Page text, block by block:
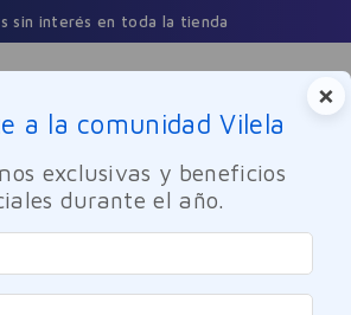
sin interés en toda la tienda
Suplementos Dietarios
×
a la comunidad Vilela
exclusivas y beneficios
durante el año.